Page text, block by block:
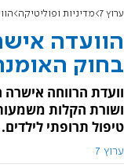
ערוץ 7 מדיניות ופוליטיקה
הוועדה
בחוק
וועדת הרווחה
ושורת הקלות
טיפול תרופתי לילדים.
ערוץ 7